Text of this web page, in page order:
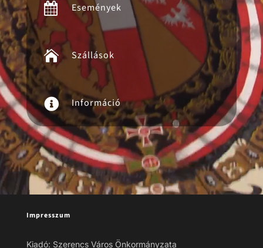
 Események
 Szállások
 Információ
Impresszum
Kiadó: Szerencs Város Önkormányzata